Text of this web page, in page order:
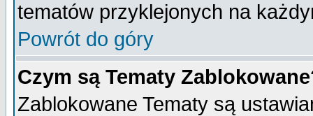
tematów przyklejonych na
Powrót do góry
Czym są Tematy
Zablokowane Tematy są